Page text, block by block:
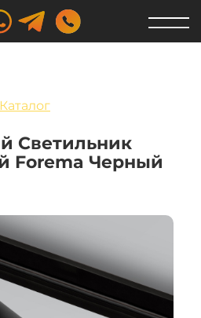
Каталог
Светильник
Forema Черный